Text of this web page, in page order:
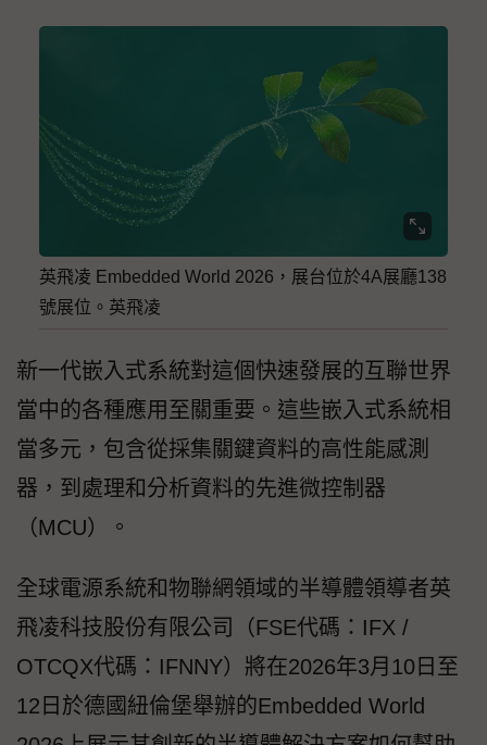
英飛凌 Embedded World 2026，展台位於4A展廳138
號展位。英飛凌
新一代嵌入式系統對這個快速發展的互聯世界
當中的各種應用至關重要。這些嵌入式系統相
當多元，包含從採集關鍵資料的高性能感測
器，到處理和分析資料的先進微控制器
（MCU）。
全球電源系統和物聯網領域的半導體領導者英
飛凌科技股份有限公司（FSE代碼：IFX /
OTCQX代碼：IFNNY）將在2026年3月10日至
12日於德國紐倫堡舉辦的Embedded World